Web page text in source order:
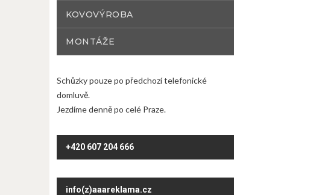
KOVOVÝROBA
MONTÁŽE
Schůzky pouze po předchozí telefonické
domluvě.
Jezdíme denně po celé Praze.
+420 607 204 666
info(z)aaareklama.cz